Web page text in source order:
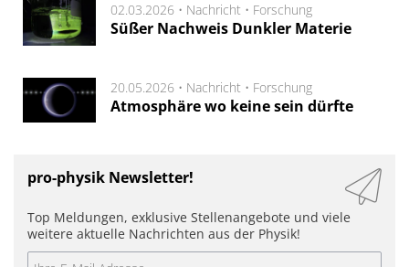
02.03.2026 • Nachricht • Forschung
Süßer Nachweis Dunkler Materie
20.05.2026 • Nachricht • Forschung
Atmosphäre wo keine sein dürfte
pro-physik Newsletter!
Top Meldungen, exklusive Stellenangebote und viele
weitere aktuelle Nachrichten aus der Physik!